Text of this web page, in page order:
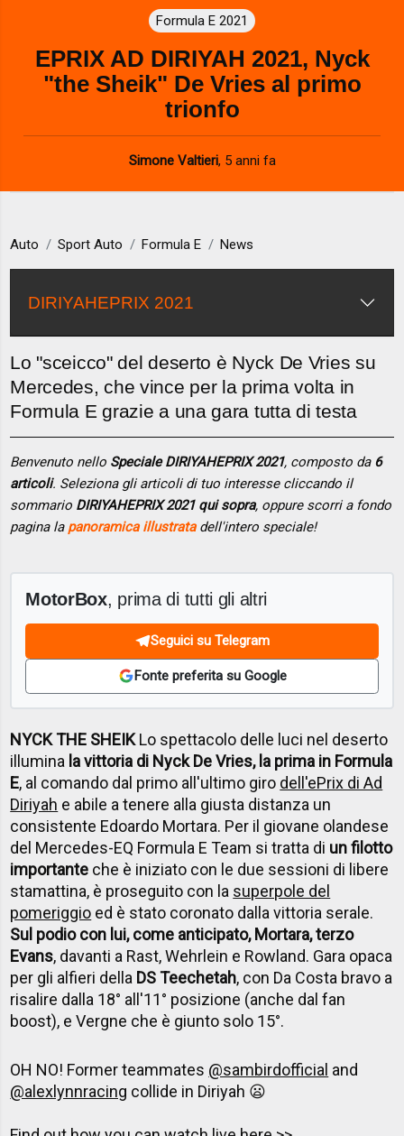
Formula E 2021
EPRIX AD DIRIYAH 2021, Nyck
"the Sheik" De Vries al primo
trionfo
Simone Valtieri, 5 anni fa
Auto Sport Auto Formula E News
DIRIYAHEPRIX 2021
Lo "sceicco" del deserto è Nyck De Vries su
Mercedes, che vince per la prima volta in
Formula E grazie a una gara tutta di testa
Benvenuto nello Speciale DIRIYAHEPRIX 2021, composto da 6
articoli. Seleziona gli articoli di tuo interesse cliccando il
sommario DIRIYAHEPRIX 2021 qui sopra, oppure scorri a fondo
pagina la panoramica illustratadell'intero speciale!
MotorBox, prima di tutti gli altri
Seguici su Telegram
Fonte preferita su Google
NYCK THE SHEIKLo spettacolo delle luci nel deserto
illumina la vittoria di Nyck De Vries, la prima in Formula
E, al comando dal primo all'ultimo giro dell'ePrix di Ad
Diriyah e abile a tenere alla giusta distanza un
consistente Edoardo Mortara. Per il giovane olandese
del Mercedes-EQ Formula E Team si tratta di un filotto
importante che è iniziato con le due sessioni di libere
stamattina, è proseguito con la superpole del
pomeriggio ed è stato coronato dalla vittoria serale.
Sul podio con lui, come anticipato, Mortara, terzo
Evans, davanti a Rast, Wehrlein e Rowland. Gara opaca
per gli alfieri della DS Teechetah, con Da Costa bravo a
risalire dalla 18° all'11° posizione (anche dal fan
boost), e Vergne che è giunto solo 15°.
OH NO! Former teammates @sambirdofficial and
@alexlynnracing collide in Diriyah 😦